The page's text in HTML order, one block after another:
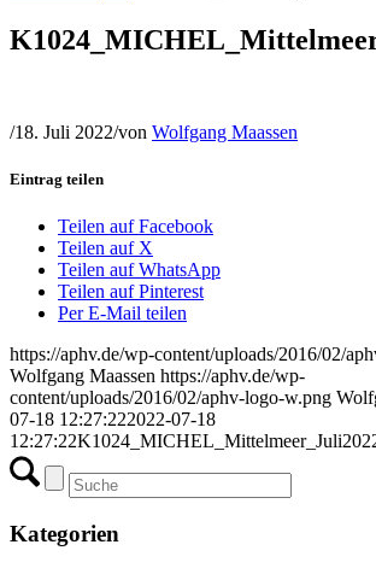
/18. Juli 2022/von Wolfgang Maassen
Eintrag teilen
Teilen auf Facebook
Teilen auf X
Teilen auf WhatsApp
Teilen auf Pinterest
Per E-Mail teilen
https://aphv.de/wp-content/uploads/2016/02/
Wolfgang Maassen https://aphv.de/wp-
content/uploads/2016/02/aphv-logo-w.png
07-18 12:27:222022-07-18
12:27:22
Kategorien